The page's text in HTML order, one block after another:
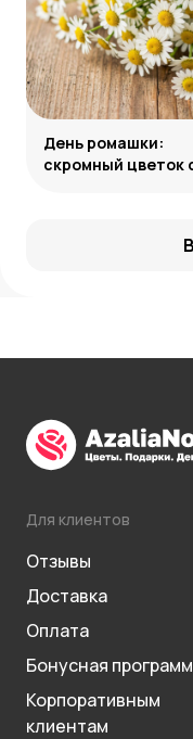
День ромашки:
скромный цветок
Для клиентов
Отзывы
Доставка
Оплата
Бонусная
Корпоративным
клиентам